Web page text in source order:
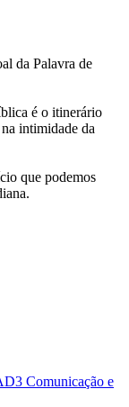
da Palavra de
é o itinerário
intimidade da
que podemos
Comunicação e